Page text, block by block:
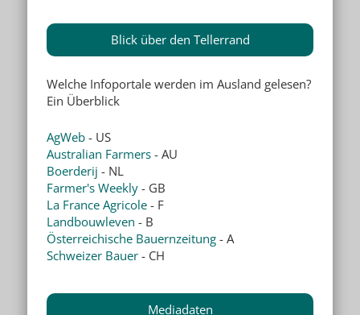
Blick über den Tellerrand
Welche Infoportale werden im Ausland gelesen?
Ein Überblick
AgWeb - US
Australian Farmers - AU
Boerderij - NL
Farmer's Weekly - GB
La France Agricole - F
Landbouwleven - B
Österreichische Bauernzeitung - A
Schweizer Bauer - CH
Mediadaten